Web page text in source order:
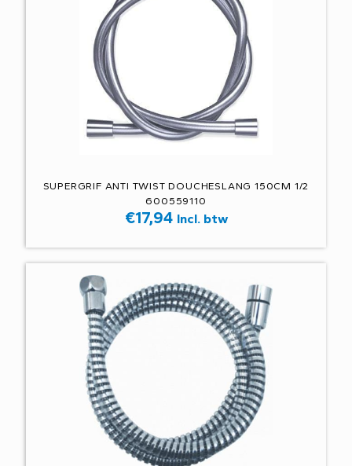
SUPERGRIF ANTI TWIST DOUCHESLANG 150CM 1/2
600559110
€17,94 Incl. btw